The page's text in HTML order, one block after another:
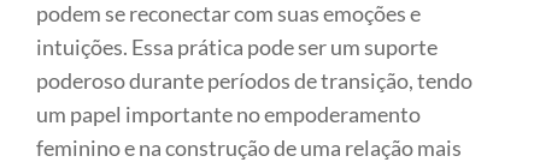
podem se reconectar com suas emoções e
intuições. Essa prática pode ser um suporte
poderoso durante períodos de transição, tendo
um papel importante no empoderamento
feminino e na construção de uma relação mais